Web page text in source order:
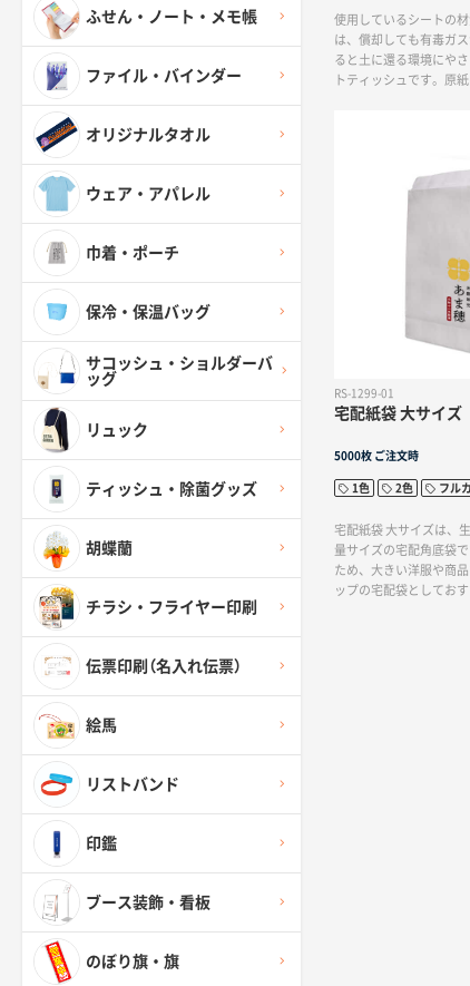
ふせん・ノート・メモ帳
ファイル・バインダー
オリジナルタオル
ウェア・アパレル
巾着・ポーチ
保冷・保温バッグ
サコッシュ・ショルダーバ
ッグ
リュック
ティッシュ・除菌グッズ
胡蝶蘭
チラシ・フライヤー印刷
伝票印刷（名入れ伝票）
絵馬
リストバンド
印鑑
ブース装飾・看板
のぼり旗・旗
使用しているシートの材
は、償却しても有毒ガ
ると土に還る環境にや
トティッシュです。原
用しており、焼却時に
せません。環境にやさ
で作成できる販促品と
に名入れが可能で、お
御礼としてお使いいただ
RS-1299-01
宅配紙袋 大サイズ
5000枚 ご注文時
1色 2色 フル
宅配紙袋 大サイズは、
量サイズの宅配角底袋
ため、大きい洋服や商
ップの宅配袋としてお